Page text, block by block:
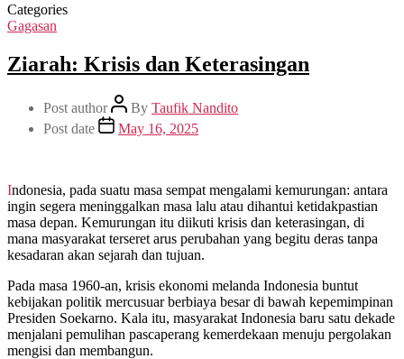
Categories
Gagasan
Ziarah: Krisis dan Keterasingan
Post author By Taufik Nandito
Post date
May 16, 2025
Indonesia, pada suatu masa sempat mengalami kemurungan: antara
ingin segera meninggalkan masa lalu atau dihantui ketidakpastian
masa depan. Kemurungan itu diikuti krisis dan keterasingan, di
mana masyarakat terseret arus perubahan yang begitu deras tanpa
kesadaran akan sejarah dan tujuan.
Pada masa 1960-an, krisis ekonomi melanda Indonesia buntut
kebijakan politik mercusuar berbiaya besar di bawah kepemimpinan
Presiden Soekarno. Kala itu, masyarakat Indonesia baru satu dekade
menjalani pemulihan pascaperang kemerdekaan menuju pergolakan
mengisi dan membangun.